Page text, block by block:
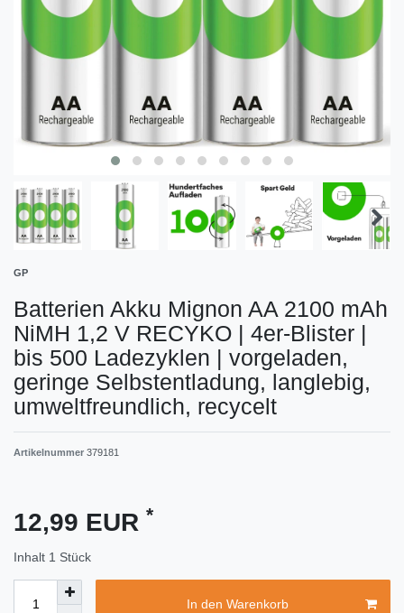
GP
Batterien Akku Mignon AA 2100 mAh
NiMH 1,2 V RECYKO | 4er-Blister |
bis 500 Ladezyklen | vorgeladen,
geringe Selbstentladung, langlebig,
umweltfreundlich, recycelt
Artikelnummer 379181
12,99 EUR *
Inhalt 1 Stück
In den Warenkorb